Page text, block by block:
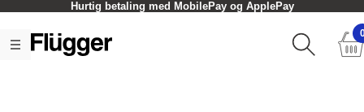
Hurtig betaling med MobilePay og ApplePay